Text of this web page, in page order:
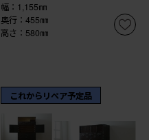
幅：1,155㎜
奥行：455㎜
高さ：580㎜
これからリペア予定品